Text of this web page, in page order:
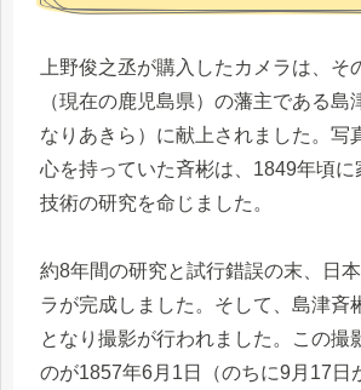
上野俊之丞が購入したカメラは、そ
（現在の鹿児島県）の藩主である島
なりあきら）に献上されました。写
心を持っていた斉彬は、1849年頃
技術の研究を命じました。
約8年間の研究と試行錯誤の末、日
ラが完成しました。そして、島津斉
となり撮影が行われました。この撮
のが1857年6月1日（のちに9月17日